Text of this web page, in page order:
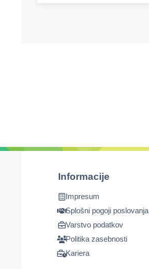
Informacije
Impresum
Splošni pogoji poslovanja
Varstvo podatkov
Politika zasebnosti
Kariera